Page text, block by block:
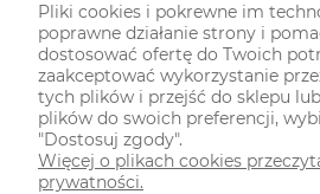
ODWIEDŹ NAS NA
Pliki cookies i pokrewne im
poprawne działanie strony i
dostosować ofertę do Twoich
zaakceptować wykorzystanie
tych plików i przejść do sklepu
plików do swoich preferencji,
"Dostosuj zgody".
Więcej o plikach cookies
prywatności.